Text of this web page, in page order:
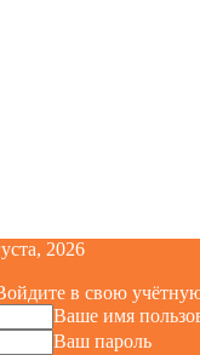
2026
в свою
Ваше имя
Ваш пароль